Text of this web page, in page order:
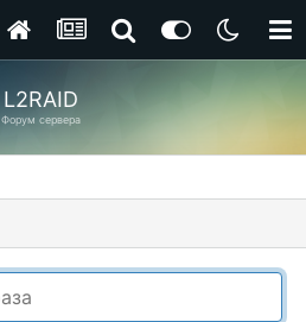
L2RAID
Форум сервера